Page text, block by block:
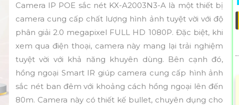
Camera IP POE sắc nét KX-A2003N3-A là một thiết bị
camera cung cấp chất lượng hình ảnh tuyệt vời với độ
phân giải 2.0 megapixel FULL HD 1080P. Đặc biệt, khi
xem qua điện thoại, camera này mang lại trải nghiệm
tuyệt vời với khả năng khuyên dùng. Bên cạnh đó,
hồng ngoại Smart IR giúp camera cung cấp hình ảnh
sắc nét ban đêm với khoảng cách hồng ngoại lên đến
80m. Camera này có thiết kế bullet, chuyên dụng cho